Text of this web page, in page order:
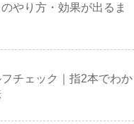
やり方・効果が出るま
チェック｜指2本でわか